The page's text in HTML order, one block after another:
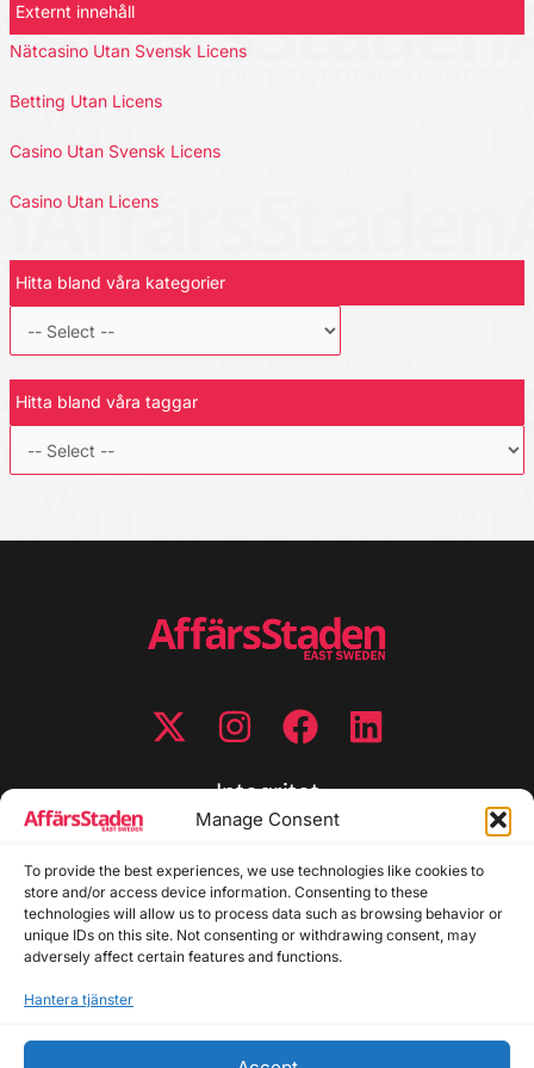
Manage Consent
To provide the best experiences, we use technologies like cookies to
store and/or access device information. Consenting to these
technologies will allow us to process data such as browsing behavior or
unique IDs on this site. Not consenting or withdrawing consent, may
adversely affect certain features and functions.
Hantera tjänster
Externt innehåll
Nätcasino Utan Svensk Licens
Betting Utan Licens
Casino Utan Svensk Licens
Casino Utan Licens
Hitta bland våra kategorier
Hitta bland våra taggar
Integritet
Cookiepolicy
Disclaimer
Redaktionell policy
Utgivarinformation